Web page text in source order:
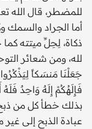
أما الجراد والسمك
ذكاة، لِحِلِّ ميتته
لله، ومن شعائر
جَعَلْنَا مَنسَكاً
بذلك خطأ كل من
عبادة الذبح إلى